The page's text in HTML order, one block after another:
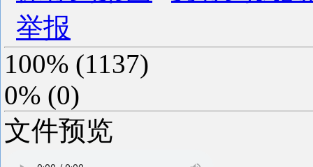
举报
100% (1137)
0% (0)
文件预览